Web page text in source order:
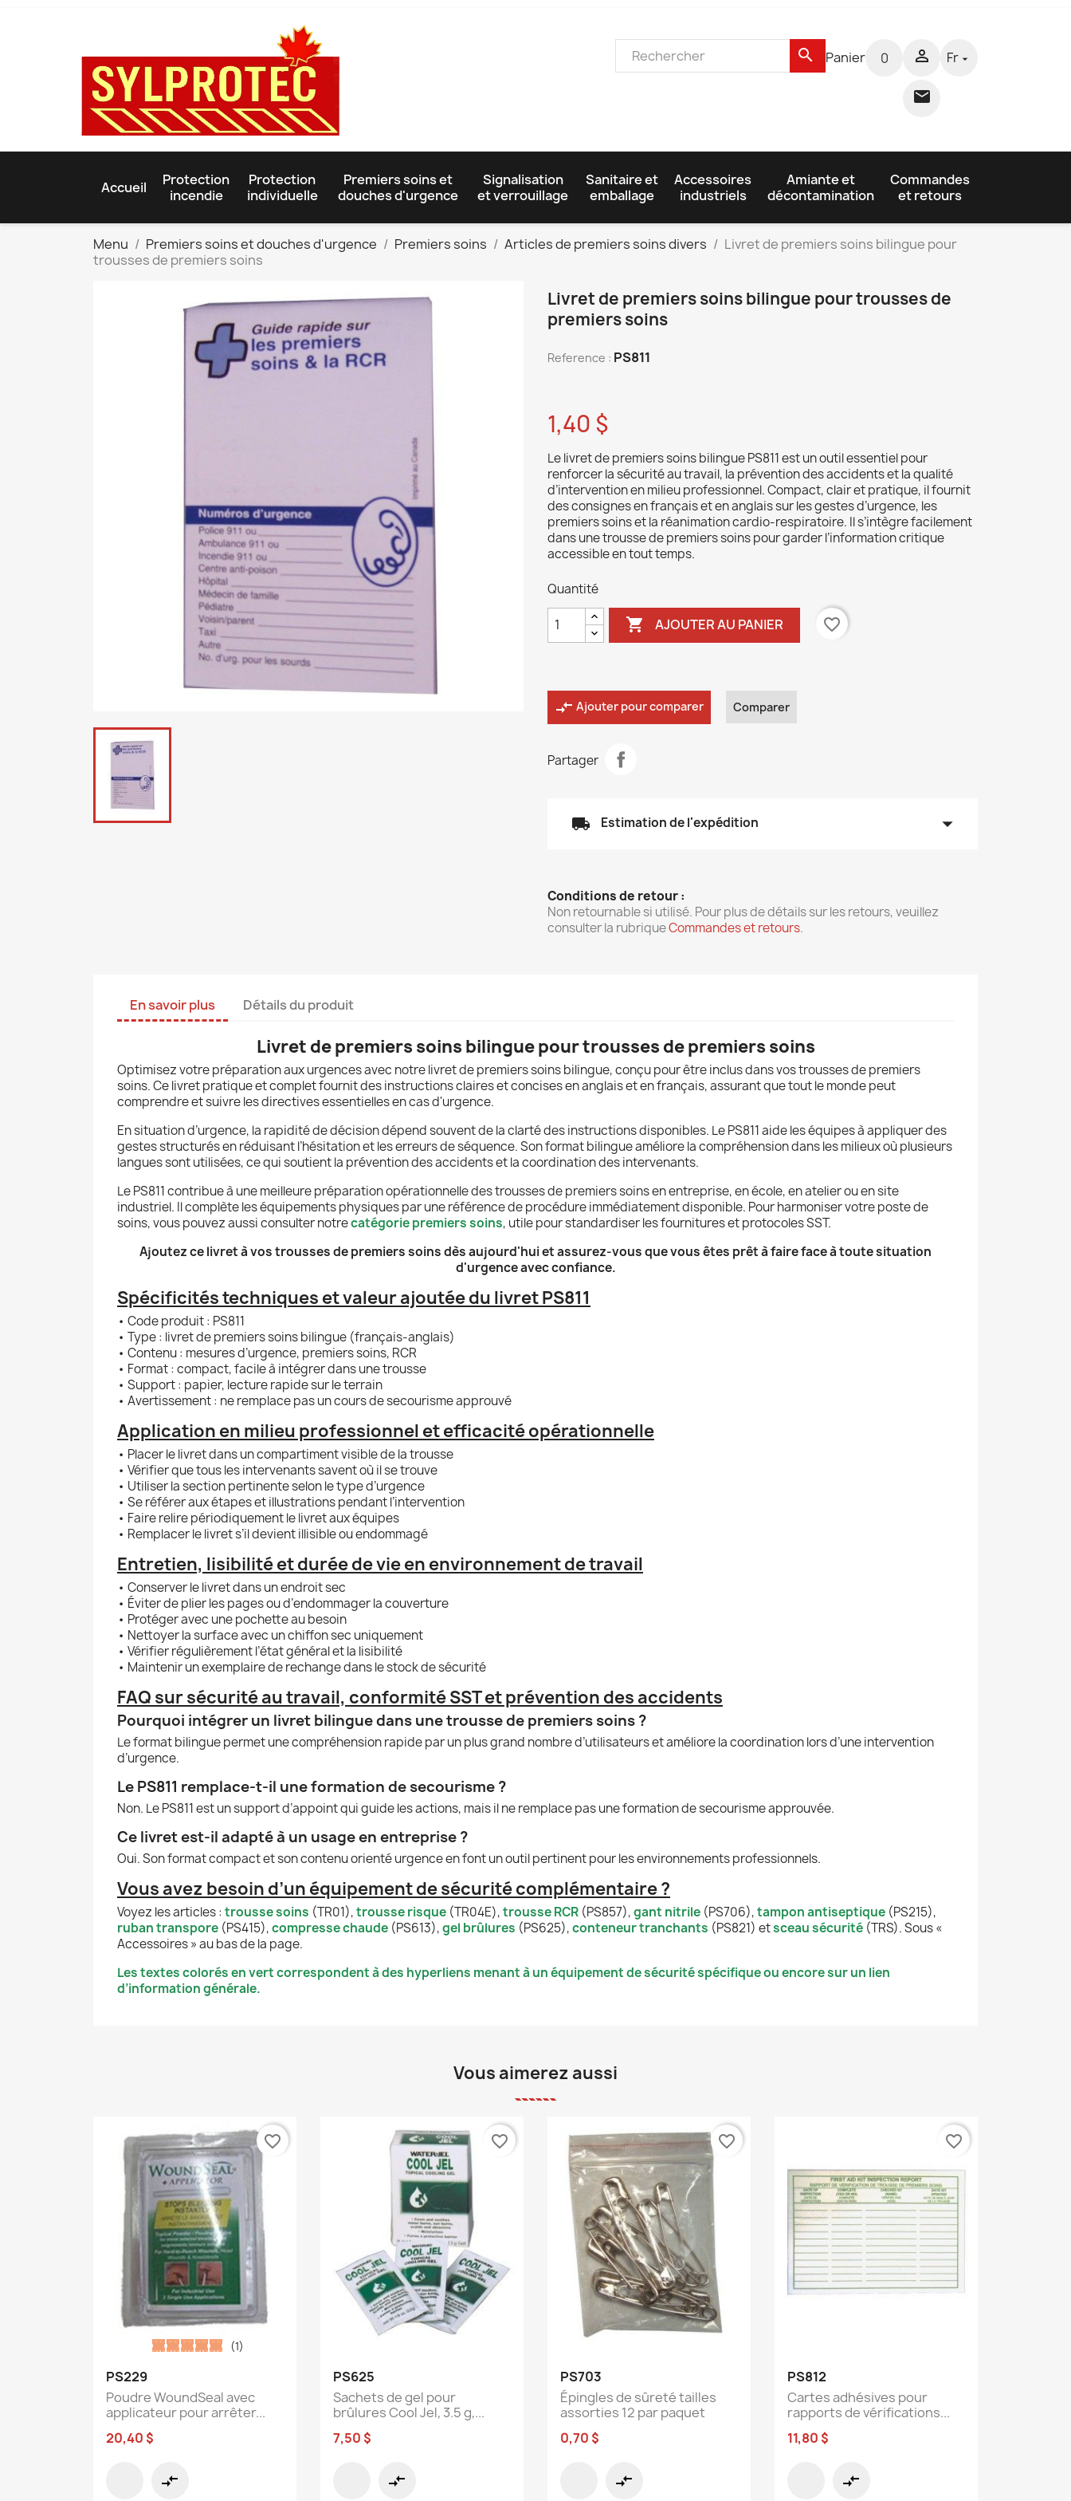
search Panier 0 

Fr 
Accueil
Protection
incendie
Protection
individuelle
Premiers soins et
douches d'urgence
Signalisation
et verrouillage
Sanitaire et
emballage
Accessoires
industriels
Amiante et
décontamination
Commandes
et retours
Menu Premiers soins et douches d'urgence Premiers soins Articles de premiers soins divers
Livret de premiers soins bilingue pour
trousses de premiers soins
Livret de premiers soins bilingue pour trousses de
premiers soins
Reference : PS811
1,40 $
Le livret de premiers soins bilingue PS811 est un outil essentiel pour
renforcer la sécurité au travail, la prévention des accidents et la qualité
d’intervention en milieu professionnel. Compact, clair et pratique, il fournit
des consignes en français et en anglais sur les gestes d’urgence, les
premiers soins et la réanimation cardio-respiratoire. Il s’intègre facilement
dans une trousse de premiers soins pour garder l’information critique
accessible en tout temps.
Quantité
 AJOUTER AU PANIER favorite_border
compare_arrows Ajouter pour comparer Comparer
Partager
local_shipping Estimation de l'expédition arrow_drop_down
Conditions de retour :
Non retournable si utilisé. Pour plus de détails sur les retours, veuillez
consulter la rubriqueCommandes et retours.
En savoir plus Détails du produit
Livret de premiers soins bilingue pour trousses de premiers soins
Optimisez votre préparation aux urgences avec notre livret de premiers soins bilingue, conçu pour être inclus dans vos trousses de premiers
soins. Ce livret pratique et complet fournit des instructions claires et concises en anglais et en français, assurant que tout le monde peut
comprendre et suivre les directives essentielles en casd'urgence.
En situation d’urgence, la rapidité de décision dépend souvent de la clarté des instructions disponibles. Le PS811 aide les équipes à appliquer des
gestes structurés en réduisant l’hésitation et les erreurs de séquence. Son format bilingue améliore la compréhension dans les milieux où plusieurs
langues sont utilisées, ce qui soutient la prévention des accidents et la coordination des intervenants.
Le PS811 contribue à une meilleure préparation opérationnelle des trousses de premiers soins en entreprise, en école, en atelier ou en site
industriel. Il complète les équipements physiques par une référence de procédure immédiatement disponible. Pour harmoniser votre poste de
soins, vous pouvez aussi consulter notrecatégorie premiers soins, utile pour standardiser les fournitures et protocoles SST.
Ajoutez ce livret à vos trousses de premiers soins dès aujourd'hui et assurez-vous que vous êtes prêt à faire face à toute situation
d'urgence avec confiance.
Spécificités techniques et valeur ajoutée du livret PS811
• Code produit : PS811
• Type : livret de premiers soins bilingue (français-anglais)
• Contenu : mesures d’urgence, premiers soins, RCR
• Format : compact, facile à intégrer dans une trousse
• Support : papier, lecture rapide sur le terrain
• Avertissement : ne remplace pas un cours de secourisme approuvé
Application en milieu professionnel et efficacité opérationnelle
• Placer le livret dans un compartiment visible de la trousse
• Vérifier que tous les intervenants savent où il se trouve
• Utiliser la section pertinente selon le type d’urgence
• Se référer aux étapes et illustrations pendant l’intervention
• Faire relire périodiquement le livret aux équipes
• Remplacer le livret s’il devient illisible ou endommagé
Entretien, lisibilité et durée de vie en environnement de travail
• Conserver le livret dans un endroit sec
• Éviter de plier les pages ou d’endommager la couverture
• Protéger avec une pochette au besoin
• Nettoyer la surface avec un chiffon sec uniquement
• Vérifier régulièrement l’état général et la lisibilité
• Maintenir un exemplaire de rechange dans le stock de sécurité
FAQ sur sécurité au travail, conformité SST et prévention des accidents
Pourquoi intégrer un livret bilingue dans une trousse de premiers soins ?
Le format bilingue permet une compréhension rapide par un plus grand nombre d’utilisateurs et améliore la coordination lors d’une intervention
d’urgence.
Le PS811 remplace-t-il une formation de secourisme ?
Non. Le PS811 est un support d’appoint qui guide les actions, mais il ne remplace pas une formation de secourisme approuvée.
Ce livret est-il adapté à un usage en entreprise ?
Oui. Son format compact et son contenu orienté urgence en font un outil pertinent pour les environnements professionnels.
Vous avez besoin d’un équipement de sécurité complémentaire ?
Voyez les articles : trousse soins (TR01),trousse risque (TR04E),trousse RCR (PS857),gant nitrile (PS706),tampon antiseptique (PS215),
ruban transpore (PS415),compresse chaude (PS613),gel brûlures (PS625),conteneur tranchants (PS821) etsceau sécurité (TRS). Sous «
Accessoires » au bas de la page.
Les textes colorés en vert correspondent à des hyperliens menant à un équipement de sécurité spécifique ou encore sur un lien
d’information générale.
Vous aimerez aussi

PS229
Poudre WoundSeal avec
applicateur pour arrêter...
20,40 $
(1)
compare_arrows
favorite_border

PS625
Sachets de gel pour
brûlures Cool Jel, 3.5 g,...
7,50 $
compare_arrows
favorite_border

PS703
Épingles de sûreté tailles
assorties 12 par paquet
0,70 $
compare_arrows
favorite_border

PS812
Cartes adhésives pour
rapports de vérifications...
11,80 $
compare_arrows
favorite_border